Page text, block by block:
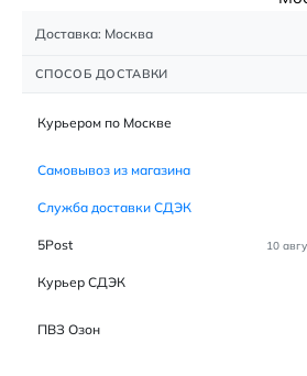
Доставка: Москва
СПОСОБ ДОСТАВКИ
Курьером по Москве
Самовывоз из магазина
Служба доставки СДЭК
5Post 10
Курьер СДЭК
ПВЗ Озон